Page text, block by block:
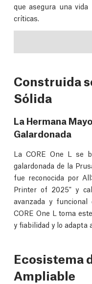
que asegura una
críticas.
Construida
Sólida
La Hermana
Galardonada
La CORE One L se
galardonada de la
fue reconocida por
Printer of 2025" y
avanzada y
CORE One L toma
y fiabilidad y lo adapta
Ecosistema
Ampliable